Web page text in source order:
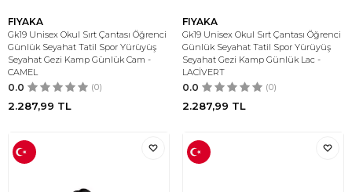
FIYAKA
Gk19 Unisex Okul Sırt Çantası Öğrenci
Günlük Seyahat Tatil Spor Yürüyüş
Seyahat Gezi Kamp Günlük Cam -
CAMEL
0.0 (0)
2.287,99 TL
FIYAKA
Gk19 Unisex Okul Sırt Çantası Öğrenci
Günlük Seyahat Tatil Spor Yürüyüş
Seyahat Gezi Kamp Günlük Lac -
LACİVERT
0.0 (0)
2.287,99 TL